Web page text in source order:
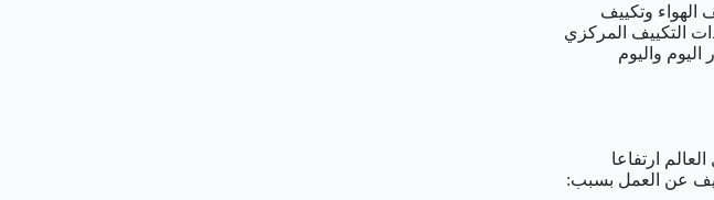
50 من الفنيين ووحدات تكييف الهواء وتكييف
التكييف المركزي
واليوم
ارتفاعا
عن العمل بسبب: